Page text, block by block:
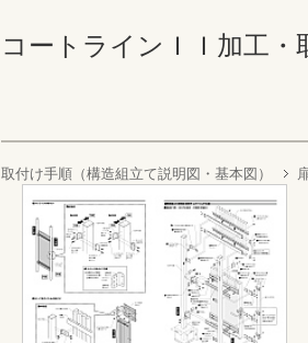
コートラインＩＩ加工・
取付け手順（構造組立て説明図・基本図）